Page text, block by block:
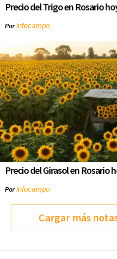
Precio del Trigo en Rosario
Porinfocampo
Precio del Girasol en Rosario
Porinfocampo
Cargar más